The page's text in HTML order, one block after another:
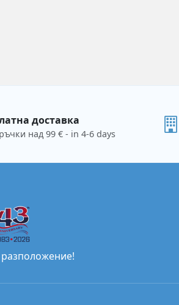
доставка
над 99 € - in 4-6 days